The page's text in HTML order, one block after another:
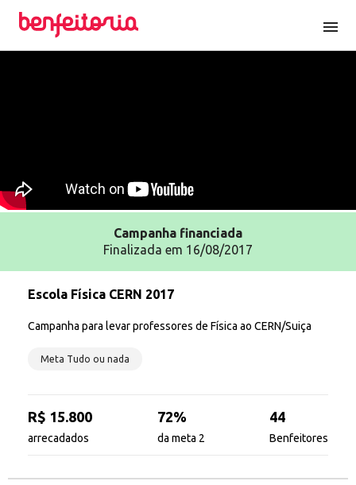
menu
Campanha financiada
Finalizada em 16/08/2017
Escola Física CERN 2017
Campanha para levar professores de Física ao CERN/Suiça
Meta Tudo ou nada
R$ 15.800
arrecadados
72%
da meta 2
44
Benfeitores